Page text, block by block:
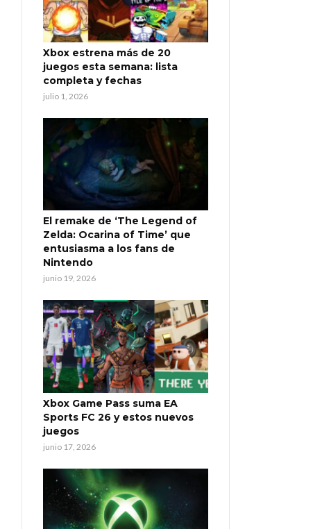
Xbox estrena más de 20
juegos esta semana: lista
completa y fechas
julio 1, 2026
El remake de ‘The Legend of
Zelda: Ocarina of Time’ que
entusiasma a los fans de
Nintendo
junio 19, 2026
Xbox Game Pass suma EA
Sports FC 26 y estos nuevos
juegos
junio 17, 2026